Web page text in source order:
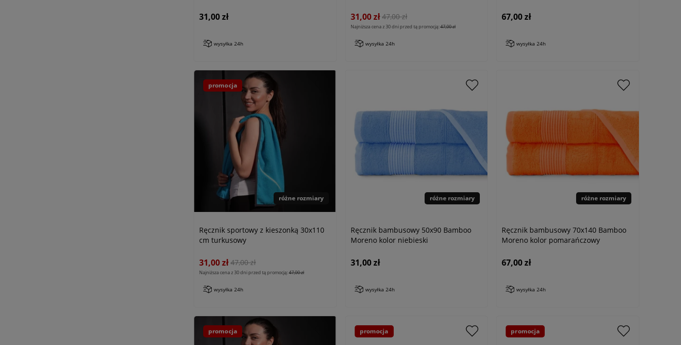
31,00 zł
wysyłka 24h
31,00 zł 47,00 zł
Najniższa cena z 30 dni przed tą promocją:47,00 zł
wysyłka 24h
67,00 zł
wysyłka 24h
różne rozmiary
Ręcznik sportowy z kieszonką 30x110
cm turkusowy
31,00 zł 47,00 zł
Najniższa cena z 30 dni przed tą promocją:47,00 zł
wysyłka 24h
promocja
różne rozmiary
Ręcznik bambusowy 50x90 Bamboo
Moreno kolor niebieski
31,00 zł
wysyłka 24h
różne rozmiary
Ręcznik bambusowy 70x140 Bamboo
Moreno kolor pomarańczowy
67,00 zł
wysyłka 24h
promocja promocja promocja